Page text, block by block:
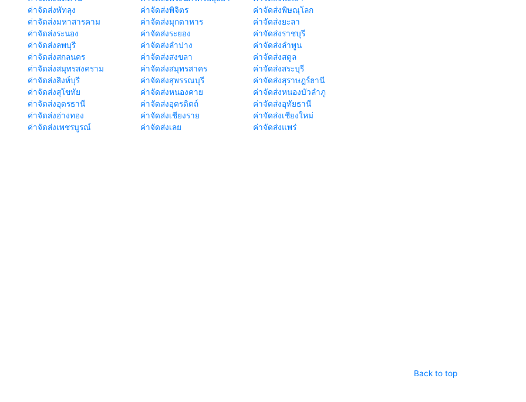
ค่าจัดส่งพัทลุง
ค่าจัดส่งพิจิตร
ค่าจัดส่งพิษณุโลก
ค่าจัดส่งมหาสารคาม
ค่าจัดส่งมุกดาหาร
ค่าจัดส่งยะลา
ค่าจัดส่งระนอง
ค่าจัดส่งระยอง
ค่าจัดส่งราชบุรี
ค่าจัดส่งลพบุรี
ค่าจัดส่งลำปาง
ค่าจัดส่งลำพูน
ค่าจัดส่งสกลนคร
ค่าจัดส่งสงขลา
ค่าจัดส่งสตูล
ค่าจัดส่งสมุทรสงคราม
ค่าจัดส่งสมุทรสาคร
ค่าจัดส่งสระบุรี
ค่าจัดส่งสิงห์บุรี
ค่าจัดส่งสุพรรณบุรี
ค่าจัดส่งสุราษฎร์ธานี
ค่าจัดส่งสุโขทัย
ค่าจัดส่งหนองคาย
ค่าจัดส่งหนองบัวลำภู
ค่าจัดส่งอุดรธานี
ค่าจัดส่งอุตรดิตถ์
ค่าจัดส่งอุทัยธานี
ค่าจัดส่งอ่างทอง
ค่าจัดส่งเชียงราย
ค่าจัดส่งเชียงใหม่
ค่าจัดส่งเพชรบูรณ์
ค่าจัดส่งเลย ค่าจัดส่งแพร่
Back to top